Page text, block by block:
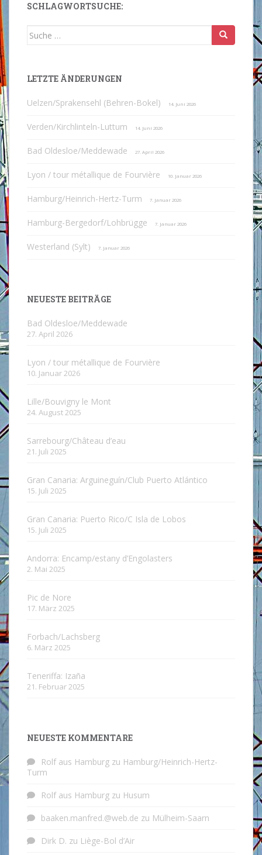
SCHLAGWORTSUCHE:
Suche
LETZTE ÄNDERUNGEN
Uelzen/Sprakensehl (Behren-Bokel) 14. Juni 2026
Verden/Kirchlinteln-Luttum 14. Juni 2026
Bad Oldesloe/Meddewade 27. April 2026
Lyon / tour métallique de Fourvière 10. Januar 2026
Hamburg/Heinrich-Hertz-Turm 7. Januar 2026
Hamburg-Bergedorf/Lohbrügge 7. Januar 2026
Westerland (Sylt) 7. Januar 2026
NEUESTE BEITRÄGE
Bad Oldesloe/Meddewade
27. April 2026
Lyon / tour métallique de Fourvière
10. Januar 2026
Lille/Bouvigny le Mont
24. August 2025
Sarrebourg/Château d’eau
21. Juli 2025
Gran Canaria: Arguineguín/Club Puerto Atlántico
15. Juli 2025
Gran Canaria: Puerto Rico/C Isla de Lobos
15. Juli 2025
Andorra: Encamp/estany d’Engolasters
2. Mai 2025
Pic de Nore
17. März 2025
Forbach/Lachsberg
6. März 2025
Teneriffa: Izaña
21. Februar 2025
NEUESTE KOMMENTARE
Rolf aus Hamburg zu Hamburg/Heinrich-Hertz-
Turm
Rolf aus Hamburg zu Husum
baaken.manfred.@web.de zu Mülheim-Saarn
Dirk D. zu Liège-Bol d’Air